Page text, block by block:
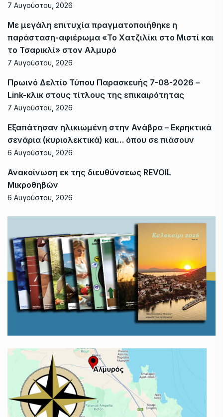
7 Αυγούστου, 2026
Με μεγάλη επιτυχία πραγματοποιήθηκε η
παράσταση-αφιέρωμα «Το Χατζιλίκι στο Μιστί και
το Τσαρικλί» στον Αλμυρό
7 Αυγούστου, 2026
Πρωινό Δελτίο Τύπου Παρασκευής 7-08-2026 –
Link-κλικ στους τίτλους της επικαιρότητας
7 Αυγούστου, 2026
Εξαπάτησαν ηλικιωμένη στην Ανάβρα – Εκρηκτικά
σενάρια (κυριολεκτικά) και… όπου σε πιάσουν
6 Αυγούστου, 2026
Ανακοίνωση εκ της διευθύνσεως REVOIL
Μικροθηβών
6 Αυγούστου, 2026